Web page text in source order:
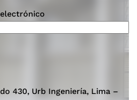
430, Urb Ingeniería, Lima –